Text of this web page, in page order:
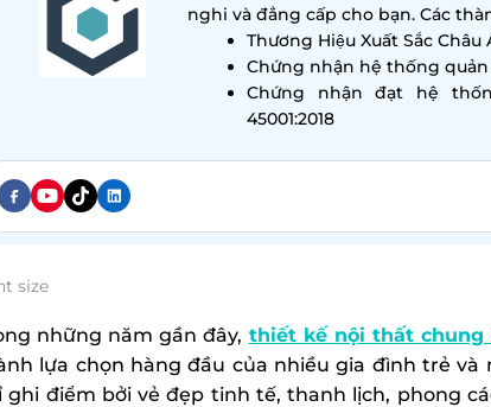
nghi và đẳng cấp cho bạn. Các
Thương Hiệu Xuất Sắc Châu
Chứng nhận hệ thống quản
Chứng nhận đạt hệ
45001:2018
size
những năm gần đây, thiết kế nội thất chung
lựa chọn hàng đầu của nhiều gia đình trẻ và
ghi điểm bởi vẻ đẹp tinh tế, thanh lịch, phong